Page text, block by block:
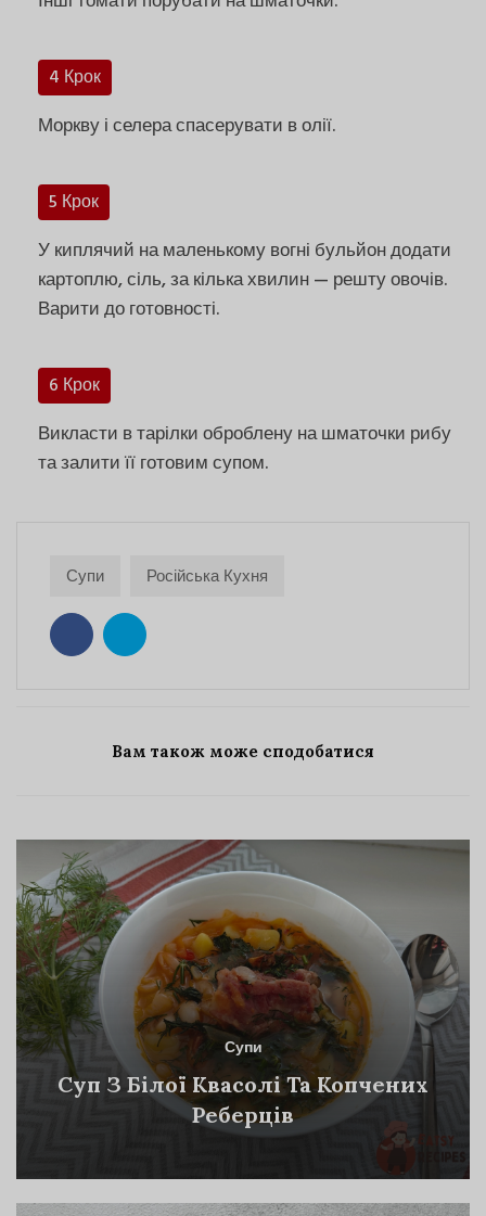
4 Крок
Моркву і селера спасерувати в олії.
5 Крок
У киплячий на маленькому вогні бульйон додати
картоплю, сіль, за кілька хвилин — решту овочів.
Варити до готовності.
6 Крок
Викласти в тарілки оброблену на шматочки рибу
та залити її готовим супом.
Супи Російська Кухня
Вам також може сподобатися
Супи
Суп З Білої Квасолі Та Копчених
Реберців